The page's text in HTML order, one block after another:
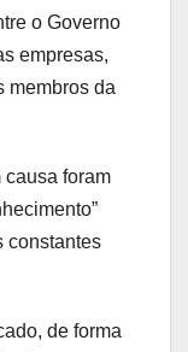
o Governo
empresas,
membros da
causa foram
constantes
de forma